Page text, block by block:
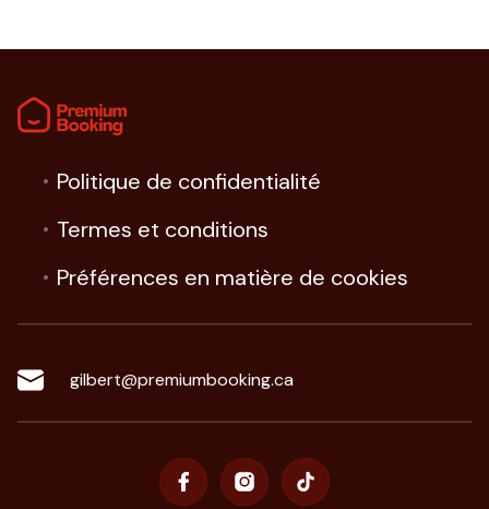
Politique de confidentialité
Termes et conditions
Préférences en matière de cookies
gilbert@premiumbooking.ca